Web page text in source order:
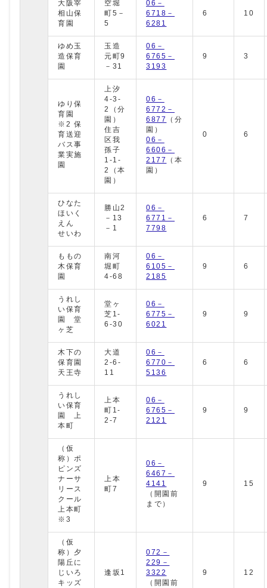
大阪宰
相山保
育園
空堀
町5－
5
06－
6718－
6281
6 10
ゆめ玉
造保育
園
玉造
元町9
－31
06－
6765－
3193
9 3
ゆり保
育園
※2 保
育送迎
バス事
業実施
園
上汐
4-3-
2（分
園）
住吉
区我
孫子
1-1-
2（本
園）
06－
6772－
6877
（分
園）
06－
6606－
2177
（本
園）
0 6
ひなた
ほいく
えん
せいわ
勝山2
－13
－1
06－
6771－
7798
6 7
ももの
木保育
園
南河
堀町
4-68
06－
6105－
2185
9 6
うれし
い保育
園 堂
ヶ芝
堂ヶ
芝1-
6-30
06－
6775－
6021
9 9
木下の
保育園
天王寺
大道
2-6-
11
06－
6770－
5136
6 6
うれし
い保育
園 上
本町
上本
町1-
2-7
06－
6765－
2121
9 9
（仮
称）ポ
ピンズ
ナーサ
リース
クール
上本町
※3
上本
町7
06－
6467－
4141
（開園前
まで）
9 15
（仮
称）夕
陽丘に
じいろ
キッズ
逢坂1
072－
229－
3322
（開園前
9 12